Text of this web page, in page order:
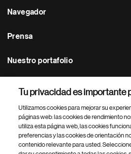
Navegador
Prensa
Nuestro portafolio
Footer Site Search
Tu privacidad es importante
Utilizamos cookies para mejorar su
páginas web: las cookies de rendimiento
utiliza esta página web, las cookies
preferencias y las cookies de orientación
contenido relevante para usted.